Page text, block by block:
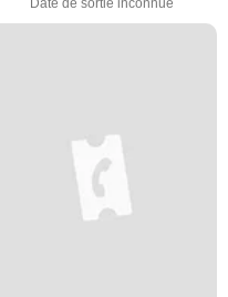
Date de sortie inconnue